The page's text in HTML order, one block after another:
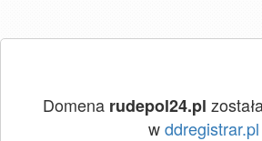
Domena rudepol24.pl
wddregistrar.pl